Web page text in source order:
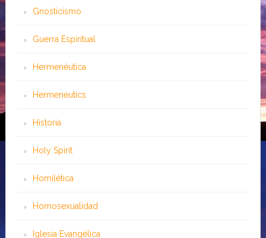
Gnosticismo
Guerra Espiritual
Hermenéutica
Hermeneutics
Historia
Holy Spirit
Homilética
Homosexualidad
Iglesia Evangélica